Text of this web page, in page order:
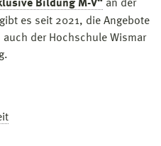
Bildung M-V“ an der
es seit 2021, die Angebote
der Hochschule Wismar